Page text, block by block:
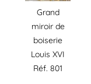
Grand
miroir de
boiserie
Louis XVI
Réf. 801